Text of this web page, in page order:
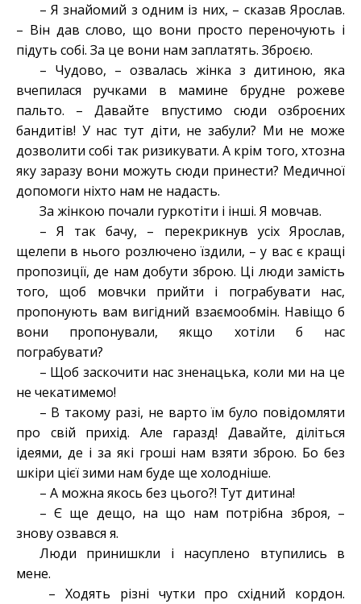
– Я знайомий з одним із них, – сказав Ярослав.
– Він дав слово, що вони просто переночують і
підуть собі. За це вони нам заплатять. Зброєю.
– Чудово, – озвалась жінка з дитиною, яка
вчепилася ручками в мамине брудне рожеве
пальто. – Давайте впустимо сюди озброєних
бандитів! У нас тут діти, не забули? Ми не може
дозволити собі так ризикувати. А крім того, хтозна
яку заразу вони можуть сюди принести? Медичної
допомоги ніхто нам не надасть.
За жінкою почали гуркотіти і інші. Я мовчав.
– Я так бачу, – перекрикнув усіх Ярослав,
щелепи в нього розлючено їздили, – у вас є кращі
пропозиції, де нам добути зброю. Ці люди замість
того, щоб мовчки прийти і пограбувати нас,
пропонують вам вигідний взаємообмін. Навіщо б
вони пропонували, якщо хотіли б нас
пограбувати?
– Щоб заскочити нас зненацька, коли ми на це
не чекатимемо!
– В такому разі, не варто їм було повідомляти
про свій прихід. Але гаразд! Давайте, діліться
ідеями, де і за які гроші нам взяти зброю. Бо без
шкіри цієї зими нам буде ще холодніше.
– А можна якось без цього?! Тут дитина!
– Є ще дещо, на що нам потрібна зброя, –
знову озвався я.
Люди принишкли і насуплено втупились в
мене.
– Ходять різні чутки про східний кордон.